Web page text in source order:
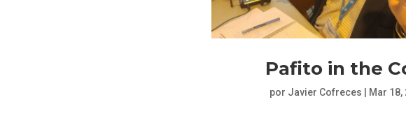
Pafito in the
por Javier Cofreces Mar 18,